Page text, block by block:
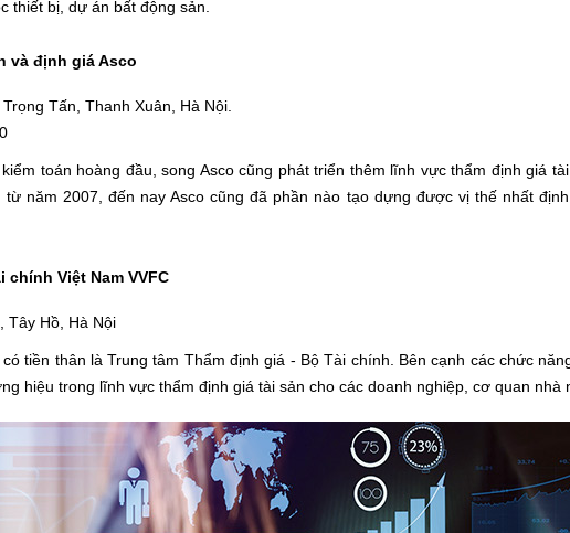
thiết bị, dự án bất động sản.
và định giá Asco
Tấn, Thanh Xuân, Hà Nội.
toán hoàng đầu, song Asco cũng phát triển thêm lĩnh vực thẩm định giá
năm 2007, đến nay Asco cũng đã phần nào tạo dựng được vị thế nhất
chính Việt Nam VVFC
Tây Hồ, Hà Nội
tiền thân là Trung tâm Thẩm định giá - Bộ Tài chính. Bên cạnh các chức
hiệu trong lĩnh vực thẩm định giá tài sản cho các doanh nghiệp, cơ quan nhà